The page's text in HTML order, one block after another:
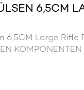
6,5CM
6,5CM Large Rifle
KOMPONENTEN